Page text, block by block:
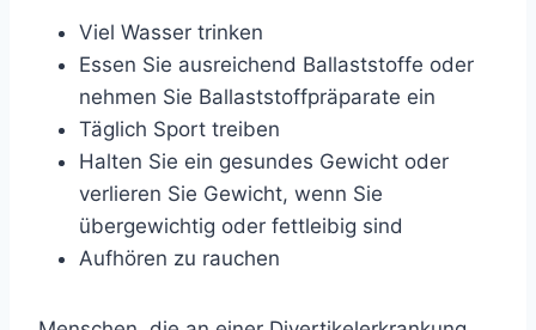
Viel Wasser trinken
Essen Sie ausreichend Ballaststoffe oder
nehmen Sie Ballaststoffpräparate ein
Täglich Sport treiben
Halten Sie ein gesundes Gewicht oder
verlieren Sie Gewicht, wenn Sie
übergewichtig oder fettleibig sind
Aufhören zu rauchen